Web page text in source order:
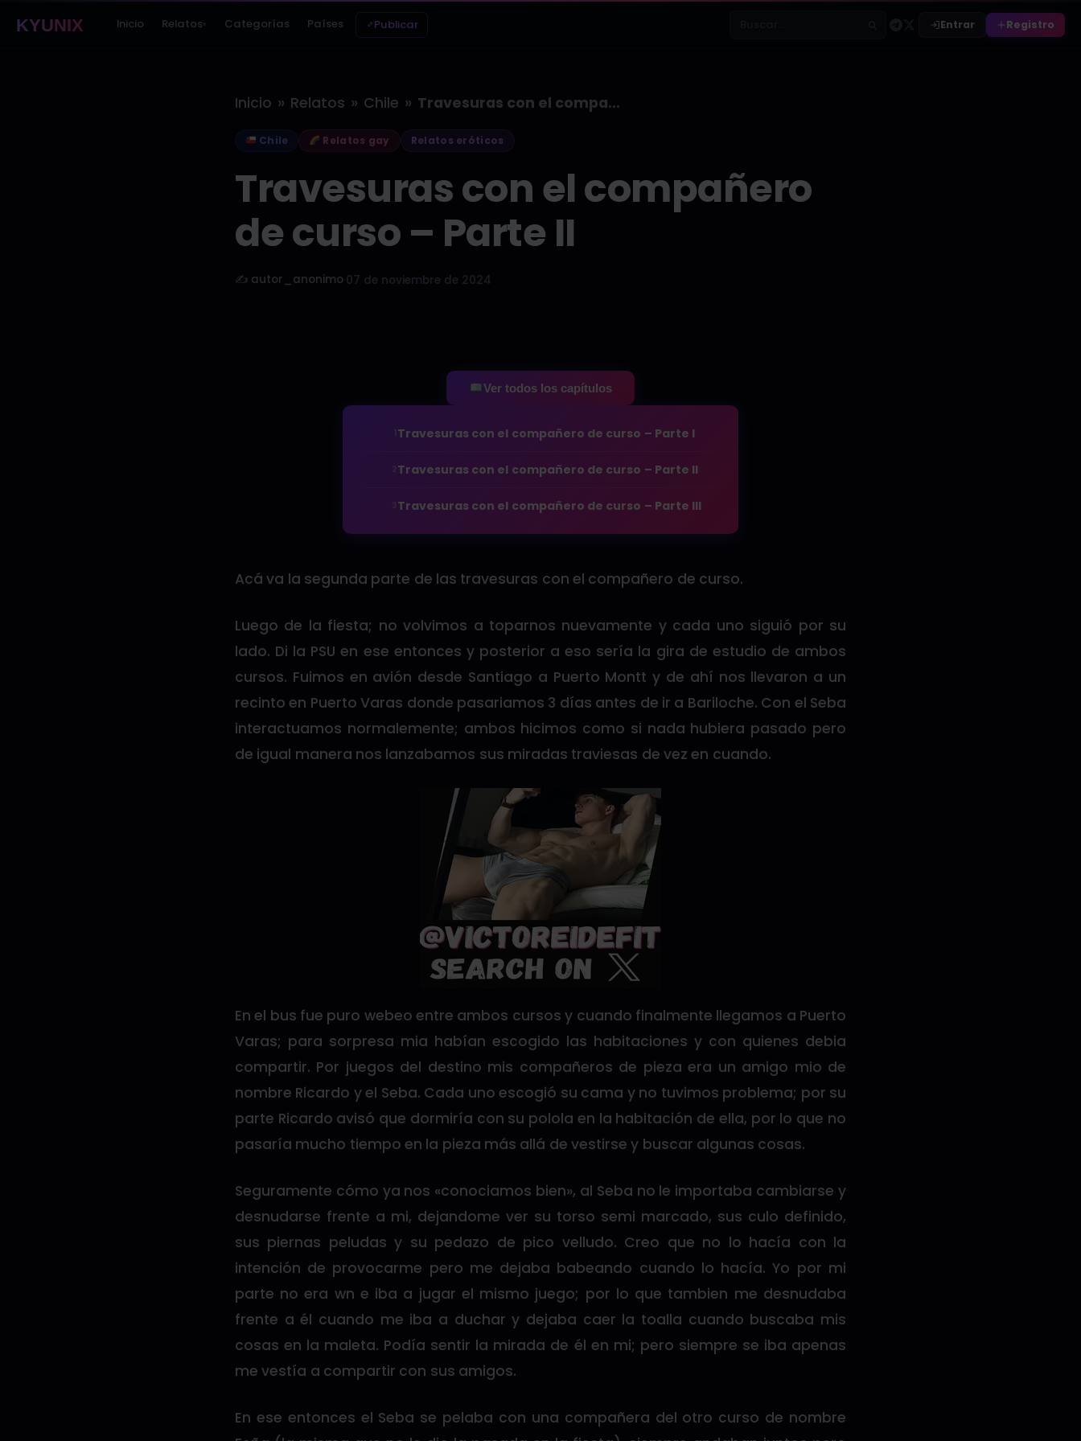
KYUNIX Inicio Relatos▾ Categorías Países Publicar Entrar Registro
Inicio » Relatos » Chile » Travesuras con el compañero de curso…
Chile Relatos gay Relatos eróticos
Travesuras con el compañero
de curso – Parte II
✍️ autor_anonimo 07 de noviembre de 2024
Ver todos los capítulos
Travesuras con el compañero de curso – Parte I
Travesuras con el compañero de curso – Parte II
Travesuras con el compañero de curso – Parte III
Acá va la segunda parte de las travesuras con el compañero de curso.
Luego de la fiesta; no volvimos a toparnos nuevamente y cada uno siguió por su
lado. Di la PSU en ese entonces y posterior a eso sería la gira de estudio de ambos
cursos. Fuimos en avión desde Santiago a Puerto Montt y de ahí nos llevaron a un
recinto en Puerto Varas donde pasariamos 3 días antes de ir a Bariloche. Con el Seba
interactuamos normalemente; ambos hicimos como si nada hubiera pasado pero
de igual manera nos lanzabamos sus miradas traviesas de vez en cuando.
En el bus fue puro webeo entre ambos cursos y cuando finalmente llegamos a Puerto
Varas; para sorpresa mia habían escogido las habitaciones y con quienes debia
compartir. Por juegos del destino mis compañeros de pieza era un amigo mio de
nombre Ricardo y el Seba. Cada uno escogió su cama y no tuvimos problema; por su
parte Ricardo avisó que dormiría con su polola en la habitación de ella, por lo que no
pasaría mucho tiempo en la pieza más allá de vestirse y buscar algunas cosas.
Seguramente cómo ya nos «conociamos bien», al Seba no le importaba cambiarse y
desnudarse frente a mi, dejandome ver su torso semi marcado, sus culo definido,
sus piernas peludas y su pedazo de pico velludo. Creo que no lo hacía con la
intención de provocarme pero me dejaba babeando cuando lo hacía. Yo por mi
parte no era wn e iba a jugar el mismo juego; por lo que tambien me desnudaba
frente a él cuando me iba a duchar y dejaba caer la toalla cuando buscaba mis
cosas en la maleta. Podía sentir la mirada de él en mi; pero siempre se iba apenas
me vestía a compartir con sus amigos.
En ese entonces el Seba se pelaba con una compañera del otro curso de nombre